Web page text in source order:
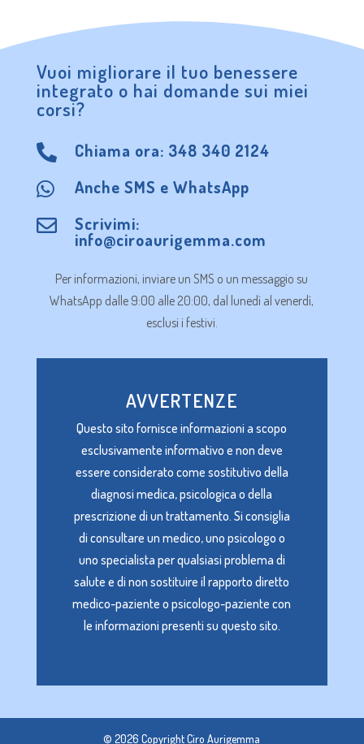
Vuoi migliorare il tuo benessere
integrato o hai domande sui miei
corsi?
 Chiama ora: 348 340 2124
 Anche SMS e WhatsApp
 Scrivimi:
info@ciroaurigemma.com
Per informazioni, inviare un SMS o un messaggio su
WhatsApp dalle 9:00 alle 20:00, dal lunedì al venerdì,
esclusi i festivi.
AVVERTENZE
Questo sito fornisce informazioni a scopo
esclusivamente informativo e non deve
essere considerato come sostitutivo della
diagnosi medica, psicologica o della
prescrizione di un trattamento. Si consiglia
di consultare un medico, uno psicologo o
uno specialista per qualsiasi problema di
salute e di non sostituire il rapporto diretto
medico-paziente o psicologo-paziente con
le informazioni presenti su questo sito.
© 2026 Copyright Ciro Aurigemma